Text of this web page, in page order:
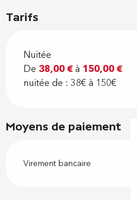
Tarifs
Nuitée
De 38,00 €à 150,00 €
nuitée de : 38€ à 150€
Moyens de paiement
Virement bancaire